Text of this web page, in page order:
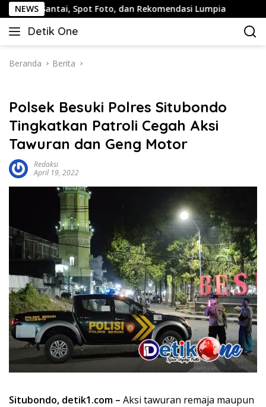
Langsung
ke
konten
NEWS
Spot Foto, dan Rekomendasi Lumpia Panduan
Detik One
Tajam
Fakta
Beranda Berita
Polsek Besuki Polres Situbondo
Tingkatkan Patroli Cegah Aksi
Tawuran dan Geng Motor
Redaksi
April 19, 2022
Situbondo, detik1.com – Aksi tawuran remaja maupun